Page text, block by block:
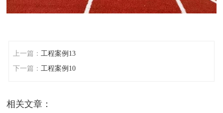
上一篇：工程案例13
下一篇：工程案例10
相关文章：